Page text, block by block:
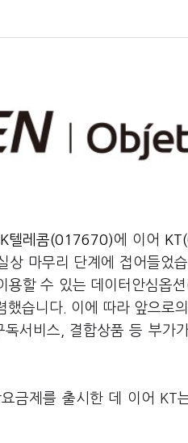
텔레콤(017670)에 이어
마무리 단계에 접어들었
할 수 있는 데이터안심옵
습니다. 이에 따라 앞으로
서비스, 결합상품 등 부가
금제를 출시한 데 이어 KT